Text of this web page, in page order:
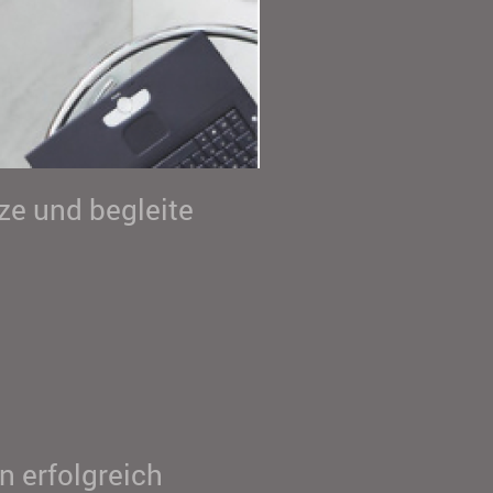
und begleite
erfolgreich